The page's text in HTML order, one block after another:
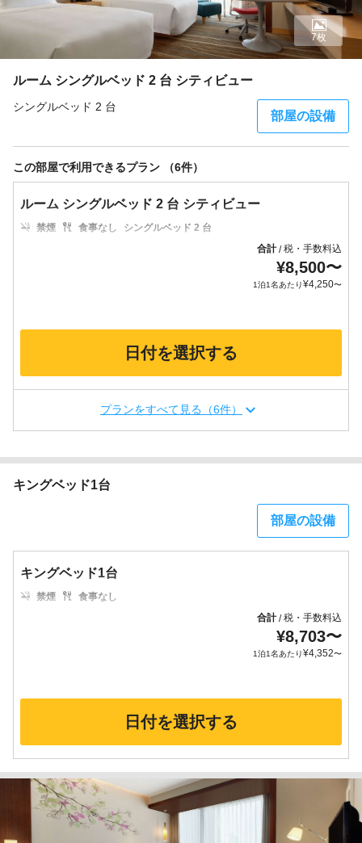
ルーム シングルベッド 2 台 シティビュー
シングルベッド 2 台
部屋の設備
7枚
この部屋で利用できるプラン （6件）
ルーム シングルベッド 2 台 シティビュー
禁煙 食事なし
シングルベッド 2 台
合計/税・手数料込
¥8,500〜
1泊1名あたり¥4,250〜
日付を選択する
プランをすべて見る（6件）
キングベッド1台
部屋の設備
キングベッド1台
禁煙
食事なし
合計/税・手数料込
¥8,703〜
1泊1名あたり¥4,352〜
日付を選択する